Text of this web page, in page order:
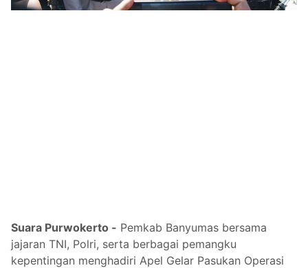
Suara Purwokerto - Pemkab Banyumas bersama
jajaran TNI, Polri, serta berbagai pemangku
kepentingan menghadiri Apel Gelar Pasukan Operasi